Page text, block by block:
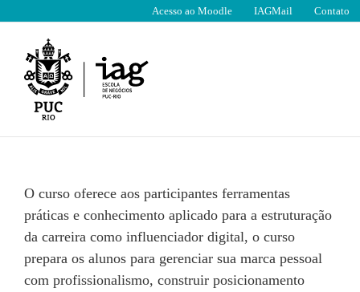
conteúdo
Acesso ao Moodle IAGMail Contato
O curso oferece aos participantes ferramentas
práticas e conhecimento aplicado para a estruturação
da carreira como influenciador digital, o curso
prepara os alunos para gerenciar sua marca pessoal
com profissionalismo, construir posicionamento